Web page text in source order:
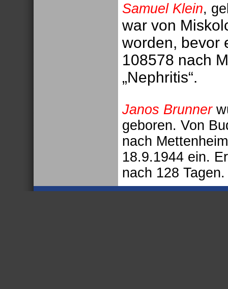
Samuel Klein,
war von
worden, bevor
108578 nach
„Nephritis“.
Janos Brunner
geboren. Von
nach
18.9.1944 ein.
nach 128 Tagen.